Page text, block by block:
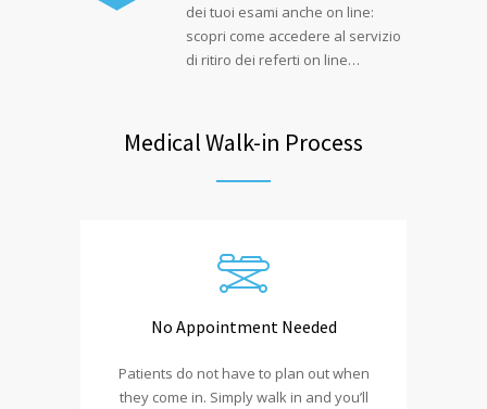
dei tuoi esami anche on line:
scopri come accedere al servizio
di ritiro dei referti on line…
Medical Walk-in Process
No Appointment Needed
Patients do not have to plan out when
they come in. Simply walk in and you’ll